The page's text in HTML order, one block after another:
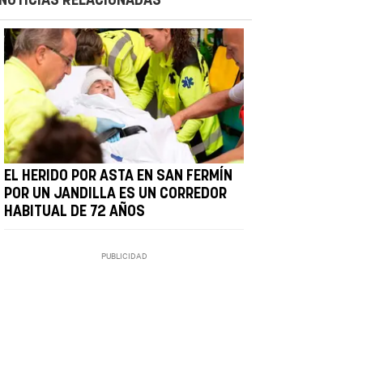
EL HERIDO POR ASTA EN SAN FERMÍN
POR UN JANDILLA ES UN CORREDOR
HABITUAL DE 72 AÑOS